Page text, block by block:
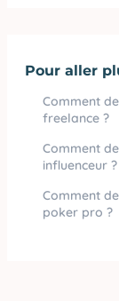
Pour aller
Comment
freelance ?
Comment
influenceur ?
Comment
poker pro ?